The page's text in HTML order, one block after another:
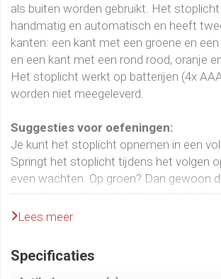
als buiten worden gebruikt. Het
handmatig en automatisch en heeft
kanten: een kant met een groene en
en een kant met een rond rood, oranje
Het stoplicht werkt op batterijen (4x
worden niet meegeleverd.
Suggesties voor oefeningen:
Je kunt het stoplicht opnemen in een
Springt het stoplicht tijdens het volgen
even wachten. Op groen? Dan gewoon
oranje kun je bijvoorbeeld een stukje
versnelde pas doen.
Het stoplicht is ook te gebruiken tijdens
Zolang het licht op rood staat, moet de
Lees meer
Specificaties